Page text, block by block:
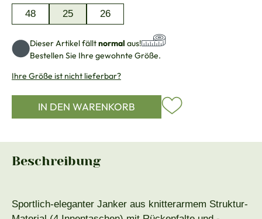
48 25 26
Dieser Artikel fälltnormal aus!
Bestellen Sie Ihre gewohnte Größe.
Ihre Größe ist nicht lieferbar?
IN DEN WARENKORB
Beschreibung
Sportlich-eleganter Janker aus knitterarmem Struktur-